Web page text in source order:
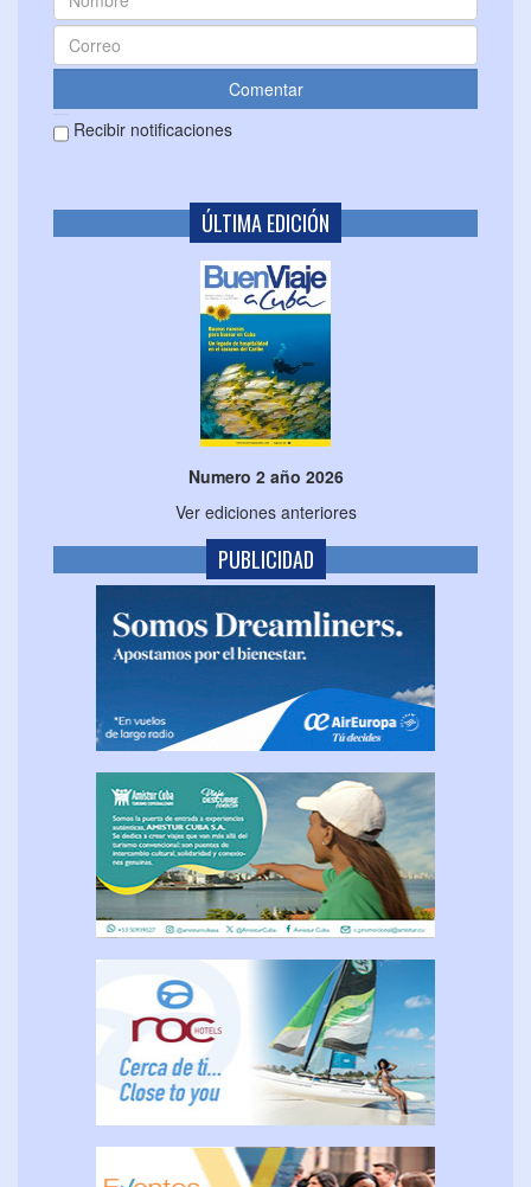
Recibir notificaciones
ÚLTIMA EDICIÓN
Numero 2 año 2026
Ver ediciones anteriores
PUBLICIDAD